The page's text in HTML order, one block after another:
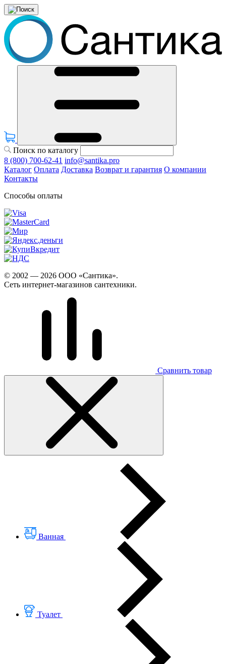
Поиск по каталогу
8 (800) 700-62-41 info@santika.pro
Каталог Оплата Доставка Возврат и гарантия О компании
Контакты
Способы оплаты
© 2002 — 2026 ООО «Сантика».
Сеть интернет-магазинов сантехники.
Сравнить товар
Ванная
Туалет